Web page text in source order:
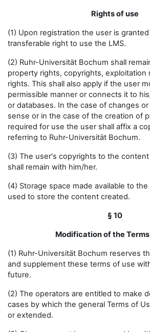
Rights of use
(1) Upon registration the user is
transferable right to use the LMS.
(2) Ruhr-Universität Bochum shall
property rights, copyrights, exploitation
rights. This shall also apply if the user
permissible manner or connects it to
or databases. In the case of changes
sense or in the case of the creation of
required for use the user shall affix a
referring to Ruhr-Universität Bochum.
(3) The user's copyrights to the
shall remain with him/her.
(4) Storage space made available to
used to store the content created.
§ 10
Modification of the
(1) Ruhr-Universität Bochum reserves
and supplement these terms of use
future.
(2) The operators are entitled to make
cases by which the general Terms of
or extended.